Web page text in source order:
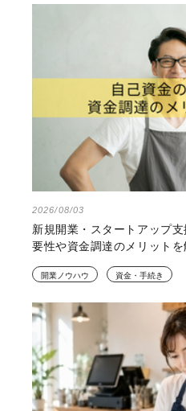
2026/08/03
新規開業・スタートアップ
要性や資金調達のメリットを
開業ノウハウ 資金・手続き